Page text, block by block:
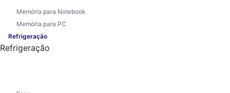
Memória para Notebook
Memória para PC
Refrigeração
Refrigeração